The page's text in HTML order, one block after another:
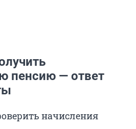
пенсию — ответ
начисления